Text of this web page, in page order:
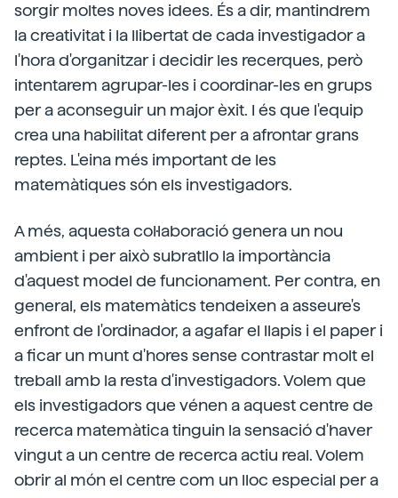
sorgir moltes noves idees. És a dir, mantindrem
la creativitat i la llibertat de cada investigador a
l'hora d'organitzar i decidir les recerques, però
intentarem agrupar-les i coordinar-les en grups
per a aconseguir un major èxit. I és que l'equip
crea una habilitat diferent per a afrontar grans
reptes. L'eina més important de les
matemàtiques són els investigadors.
A més, aquesta col·laboració genera un nou
ambient i per això subratllo la importància
d'aquest model de funcionament. Per contra, en
general, els matemàtics tendeixen a asseure's
enfront de l'ordinador, a agafar el llapis i el paper i
a ficar un munt d'hores sense contrastar molt el
treball amb la resta d'investigadors. Volem que
els investigadors que vénen a aquest centre de
recerca matemàtica tinguin la sensació d'haver
vingut a un centre de recerca actiu real. Volem
obrir al món el centre com un lloc especial per a